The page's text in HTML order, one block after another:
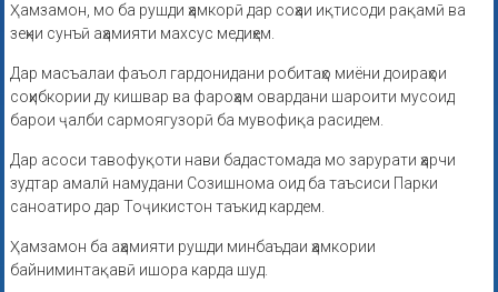
Ҳамзамон, мо ба рушди ҳамкорӣ дар соҳаи иқтисоди рақамӣ ва
зеҳни сунъӣ аҳамияти махсус медиҳем.
Дар масъалаи фаъол гардонидани робитаҳо миёни доираҳои
соҳибкории ду кишвар ва фароҳам овардани шароити мусоид
барои ҷалби сармоягузорӣ ба мувофиқа расидем.
Дар асоси тавофуқоти нави бадастомада мо зарурати ҳарчи
зудтар амалӣ намудани Созишнома оид ба таъсиси Парки
саноатиро дар Тоҷикистон таъкид кардем.
Ҳамзамон ба аҳамияти рушди минбаъдаи ҳамкории
байниминтақавӣ ишора карда шуд.